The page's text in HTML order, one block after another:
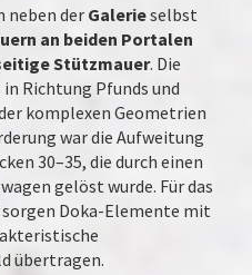
neben der Galerieselbst
an beiden Portalen
Stützmauer. Die
Richtung Pfunds und
komplexen Geometrien
war die Aufweitung
30–35, die durch einen
gelöst wurde. Für das
Doka-Elemente mit
übertragen.